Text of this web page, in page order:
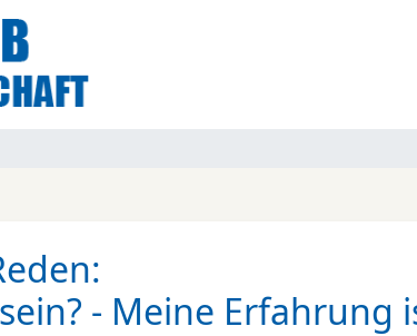
- Meine Erfahrung